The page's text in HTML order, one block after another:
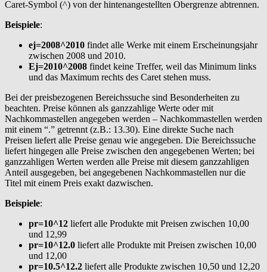
Caret-Symbol (^) von der hintenangestellten Obergrenze abtrennen.
Beispiele:
ej=2008^2010 findet alle Werke mit einem Erscheinungsjahr
zwischen 2008 und 2010.
Ej=2010^2008 findet keine Treffer, weil das Minimum links
und das Maximum rechts des Caret stehen muss.
Bei der preisbezogenen Bereichssuche sind Besonderheiten zu
beachten. Preise können als ganzzahlige Werte oder mit
Nachkommastellen angegeben werden – Nachkommastellen werden
mit einem “.” getrennt (z.B.: 13.30). Eine direkte Suche nach
Preisen liefert alle Preise genau wie angegeben. Die Bereichssuche
liefert hingegen alle Preise zwischen den angegebenen Werten; bei
ganzzahligen Werten werden alle Preise mit diesem ganzzahligen
Anteil ausgegeben, bei angegebenen Nachkommastellen nur die
Titel mit einem Preis exakt dazwischen.
Beispiele:
pr=10^12 liefert alle Produkte mit Preisen zwischen 10,00
und 12,99
pr=10^12.0 liefert alle Produkte mit Preisen zwischen 10,00
und 12,00
pr=10.5^12.2 liefert alle Produkte zwischen 10,50 und 12,20